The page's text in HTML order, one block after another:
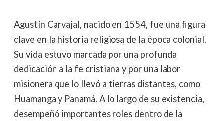
Agustín Carvajal, nacido en 1554, fue una figura
clave en la historia religiosa de la época colonial.
Su vida estuvo marcada por una profunda
dedicación a la fe cristiana y por una labor
misionera que lo llevó a tierras distantes, como
Huamanga y Panamá. A lo largo de su existencia,
desempeñó importantes roles dentro de la